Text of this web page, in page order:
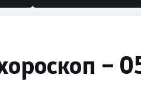
–